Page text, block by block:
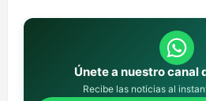
Únete a nuestro canal
Recibe las noticias al